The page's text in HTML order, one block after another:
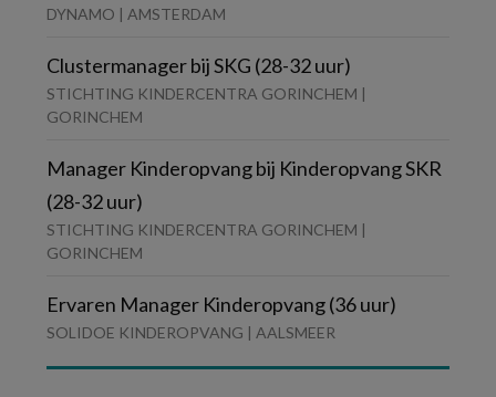
DYNAMO | AMSTERDAM
Clustermanager bij SKG (28-32 uur)
STICHTING KINDERCENTRA GORINCHEM |
GORINCHEM
Manager Kinderopvang bij Kinderopvang SKR
(28-32 uur)
STICHTING KINDERCENTRA GORINCHEM |
GORINCHEM
Ervaren Manager Kinderopvang (36 uur)
SOLIDOE KINDEROPVANG | AALSMEER